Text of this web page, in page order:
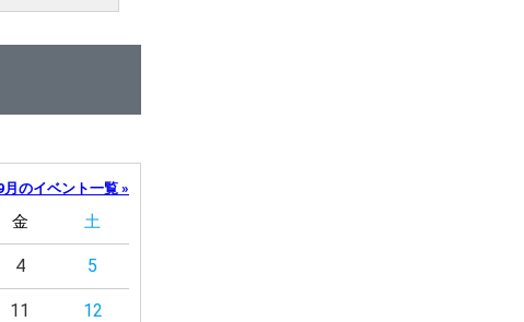
月のイベント一覧 »
金 土
4 5
11 12